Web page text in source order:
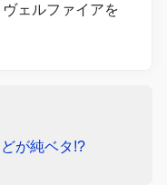
ェルファイアを
が純ベタ!?